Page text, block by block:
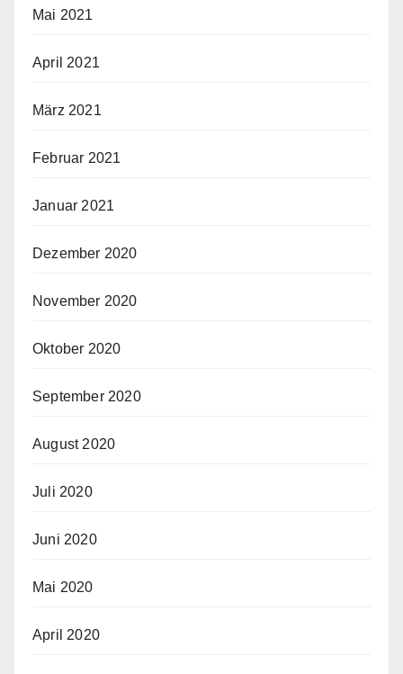
Mai 2021
April 2021
März 2021
Februar 2021
Januar 2021
Dezember 2020
November 2020
Oktober 2020
September 2020
August 2020
Juli 2020
Juni 2020
Mai 2020
April 2020